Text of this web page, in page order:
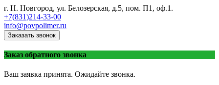
г. Н. Новгород, ул. Белозерская, д.5, пом. П1, оф.1.
+7(831)214-33-00
info@povpolimer.ru
Заказать звонок
Заказ обратного звонка
Ваш заявка принята. Ожидайте звонка.